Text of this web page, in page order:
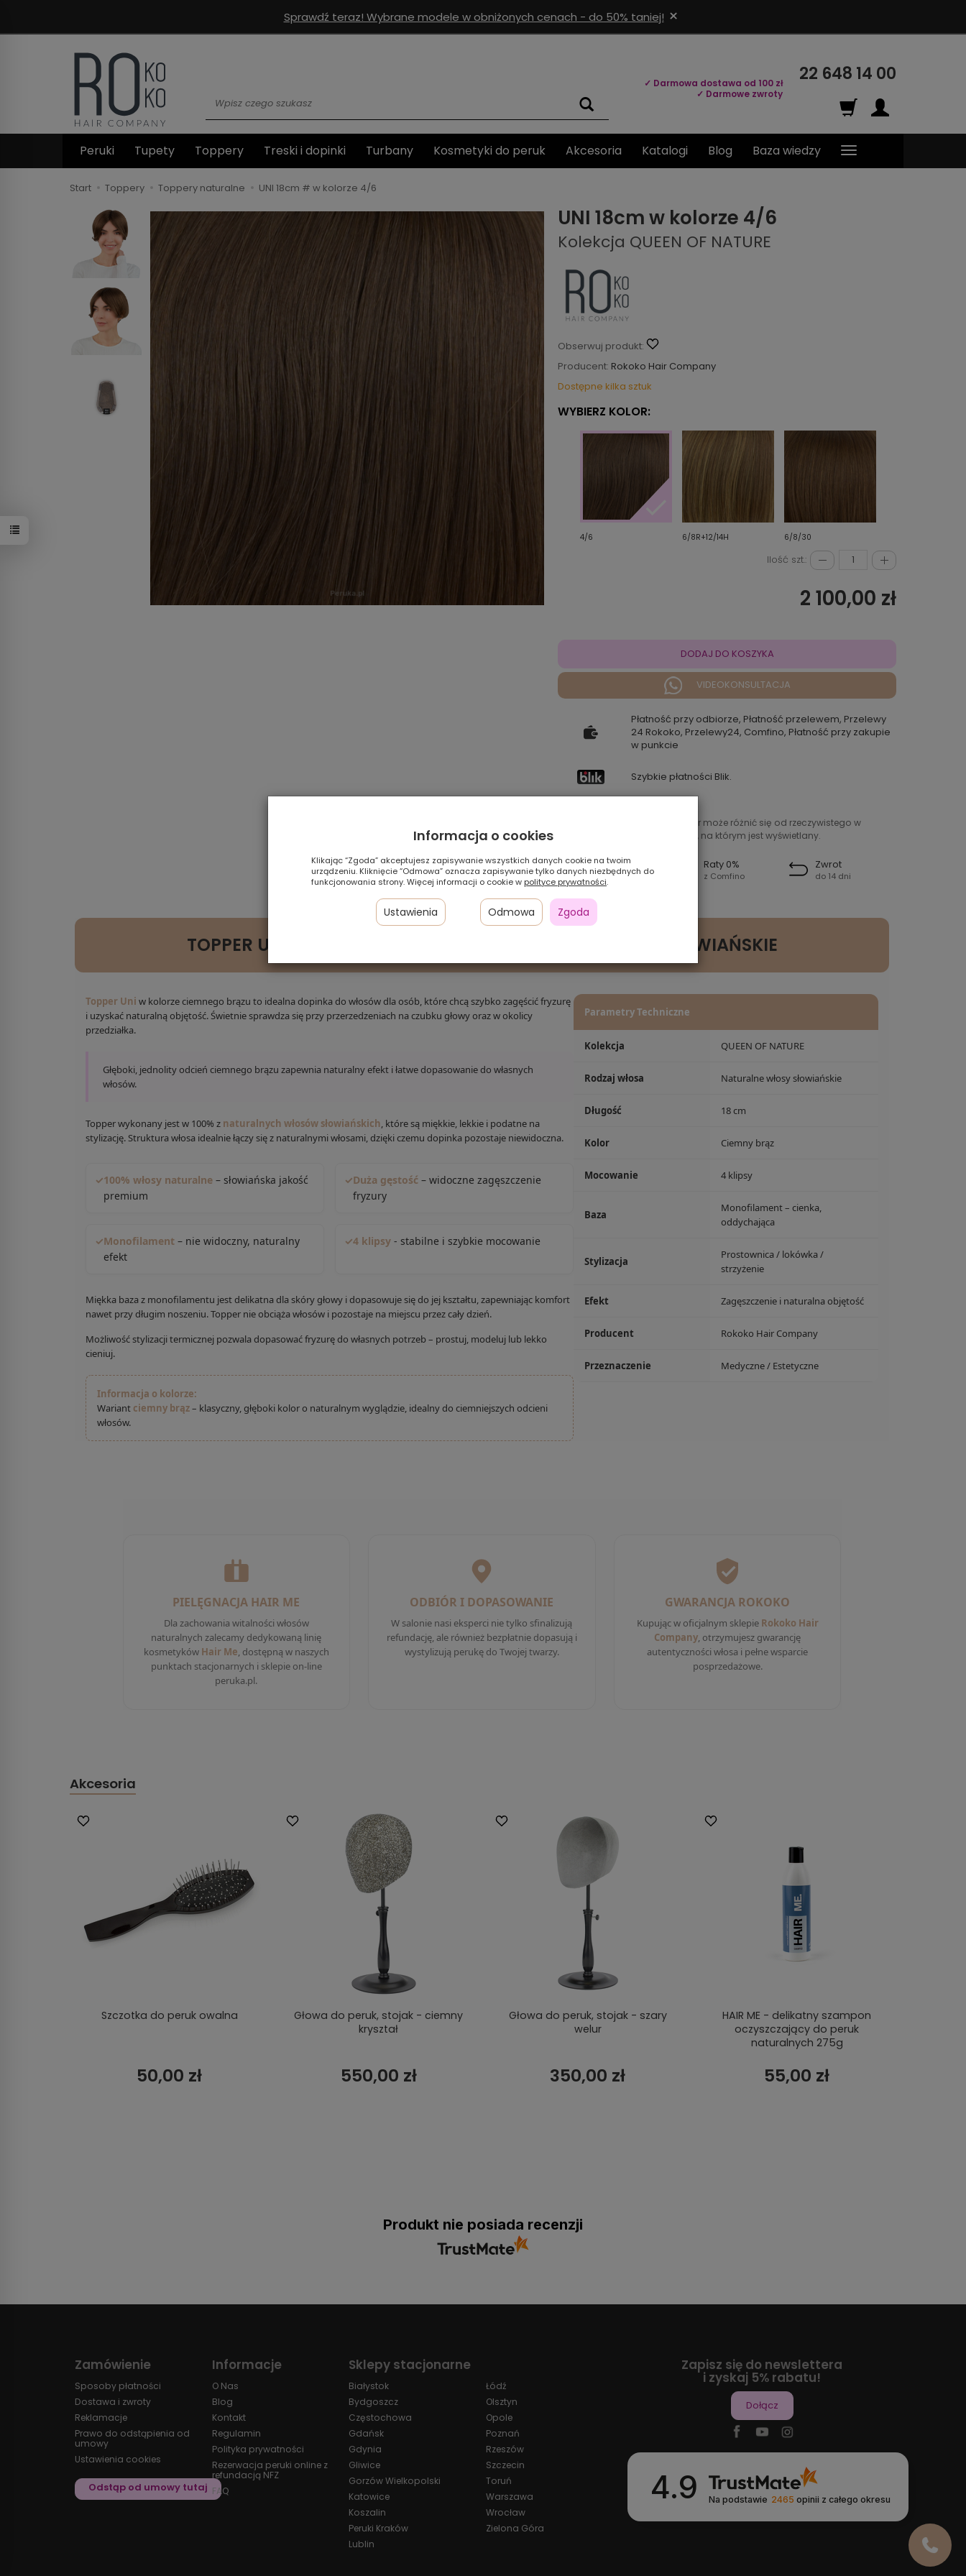
Sprawdź teraz! Wybrane modele w obniżonych cenach - do 50% taniej! ×
✓ Darmowa dostawa od 100 zł
✓ Darmowe zwroty
22 648 14 00
Peruki Tupety Toppery Treski i dopinki Turbany Kosmetyki do peruk Akcesoria Katalogi Blog Baza wiedzy
Start Toppery Toppery naturalne UNI 18cm # w kolorze 4/6
UNI 18cm w kolorze 4/6
Kolekcja QUEEN OF NATURE
Obserwuj produkt:
Producent: Rokoko Hair Company
Dostępne kilka sztuk
WYBIERZ KOLOR:
4/6 6/8R+12/14H 6/8/30
Ilość szt.:
2 100,00 zł
DODAJ DO KOSZYKA
VIDEOKONSULTACJA
Płatność przy odbiorze, Płatność przelewem, Przelewy
24 Rokoko, Przelewy24, Comfino, Płatność przy zakupie
w punkcie
Szybkie płatności Blik.
Pamiętaj, że prezentowany kolor może różnić się od rzeczywistego w
zależności od ustawień sprzętu, na którym jest wyświetlany.
Szybka
dostawa
Raty 0%
z Comfino
Zwrot
do 14 dni
TOPPER UNI 18 CM - CIEMNY BRĄZ I NATURALNE WŁOSY SŁOWIAŃSKIE
Topper Uni w kolorze ciemnego brązu to idealna dopinka do włosów dla osób, które chcą szybko zagęścić fryzurę
i uzyskać naturalną objętość. Świetnie sprawdza się przy przerzedzeniach na czubku głowy oraz w okolicy
przedziałka.
Głęboki, jednolity odcień ciemnego brązu zapewnia naturalny efekt i łatwe dopasowanie do własnych
włosów.
Topper wykonany jest w 100% z naturalnych włosów słowiańskich, które są miękkie, lekkie i podatne na
stylizację. Struktura włosa idealnie łączy się z naturalnymi włosami, dzięki czemu dopinka pozostaje niewidoczna.
✓100% włosy naturalne – słowiańska jakość
premium
✓Duża gęstość– widoczne zagęszczenie
fryzury
✓Monofilament – nie widoczny, naturalny
efekt
✓4 klipsy- stabilne i szybkie mocowanie
Miękka baza z monofilamentu jest delikatna dla skóry głowy i dopasowuje się do jej kształtu, zapewniając komfort
nawet przy długim noszeniu. Topper nie obciąża włosów i pozostaje na miejscu przez cały dzień.
Możliwość stylizacji termicznej pozwala dopasować fryzurę do własnych potrzeb – prostuj, modeluj lub lekko
cieniuj.
Informacja o kolorze:
Wariant ciemny brąz– klasyczny, głęboki kolor o naturalnym wyglądzie, idealny do ciemniejszych odcieni
włosów.
Parametry Techniczne
Kolekcja QUEEN OF NATURE
Rodzaj włosa Naturalne włosy słowiańskie
Długość 18 cm
Kolor Ciemny brąz
Mocowanie 4 klipsy
Baza
Monofilament – cienka,
oddychająca
Stylizacja
Prostownica / lokówka /
strzyżenie
Efekt Zagęszczenie i naturalna objętość
Producent Rokoko Hair Company
Przeznaczenie Medyczne / Estetyczne
PIELĘGNACJA HAIR ME
Dla zachowania witalności włosów
naturalnych zalecamy dedykowaną linię
kosmetyków Hair Me, dostępną w naszych
punktach stacjonarnych i sklepie on-line
peruka.pl.
ODBIÓR I DOPASOWANIE
W salonie nasi eksperci nie tylko sfinalizują
refundację, ale również bezpłatnie dopasują i
wystylizują perukę do Twojej twarzy.
GWARANCJA ROKOKO
Kupując w oficjalnym sklepie Rokoko Hair
Company, otrzymujesz gwarancję
autentyczności włosa i pełne wsparcie
posprzedażowe.
Akcesoria
Szczotka do peruk owalna
50,00 zł
Głowa do peruk, stojak - ciemny
kryształ
550,00 zł
Głowa do peruk, stojak - szary
welur
350,00 zł
HAIR ME - delikatny szampon
oczyszczający do peruk
naturalnych 275g
55,00 zł
Produkt nie posiada recenzji
Zamówienie
Sposoby płatności
Dostawa i zwroty
Reklamacje
Prawo do odstąpienia od
umowy
Ustawienia cookies
Informacje
O Nas
Blog
Kontakt
Regulamin
Polityka prywatności
Rezerwacja peruki online z
refundacją NFZ
FAQ
Sklepy stacjonarne
Białystok
Bydgoszcz
Częstochowa
Gdańsk
Gdynia
Gliwice
Gorzów Wielkopolski
Katowice
Koszalin
Peruki Kraków
Lublin
Łódź
Olsztyn
Opole
Poznań
Rzeszów
Szczecin
Toruń
Warszawa
Wrocław
Zielona Góra
Zapisz się do newslettera
i zyskaj 5% rabatu!
Dołącz
4.9 Na podstawie 2465 opinii z całego okresu
Informacja o cookies
Klikając “Zgoda” akceptujesz zapisywanie wszystkich danych cookie na twoim
urządzeniu. Kliknięcie “Odmowa” oznacza zapisywanie tylko danych niezbędnych do
funkcjonowania strony. Więcej informacji o cookie w polityce prywatności.
Ustawienia Odmowa Zgoda